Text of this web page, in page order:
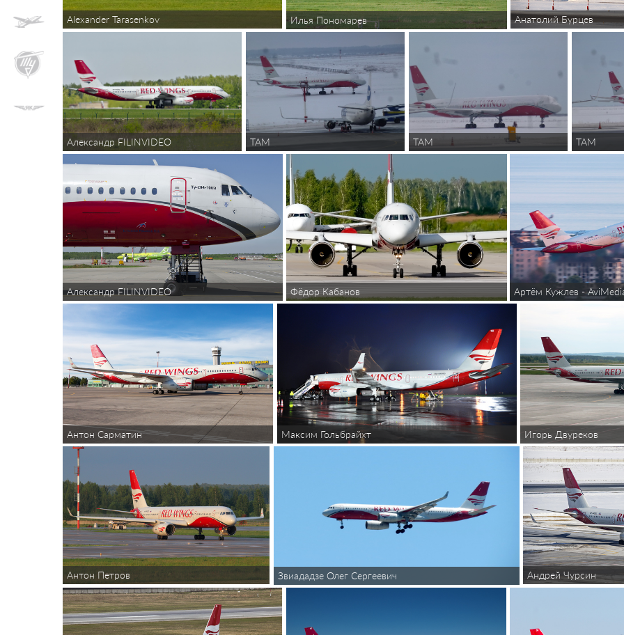
Alexander Tarasenkov Илья Пономарев Анатолий Бурцев
Александр FILINVIDEO TAM TAM TAM
Александр FILINVIDEO Фёдор Кабанов Артём Кужлев -
Антон Сарматин Максим Гольбрайхт Игорь Двуреков
Антон Петров Звиададзе Олег Сергеевич Андрей Чурсин